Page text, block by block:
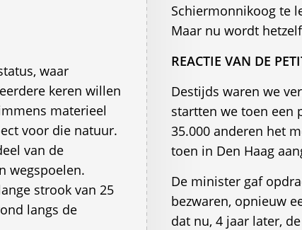
waar
keren willen
materieel
voor die natuur.
van de
wegspoelen.
strook van 25
langs de
Schiermonnikoog te
Maar nu wordt
REACTIE VAN DE
Destijds waren we
startten we toen een
35.000 anderen het
toen in Den Haag
De minister gaf
bezwaren, opnieuw
dat nu, 4 jaar later,